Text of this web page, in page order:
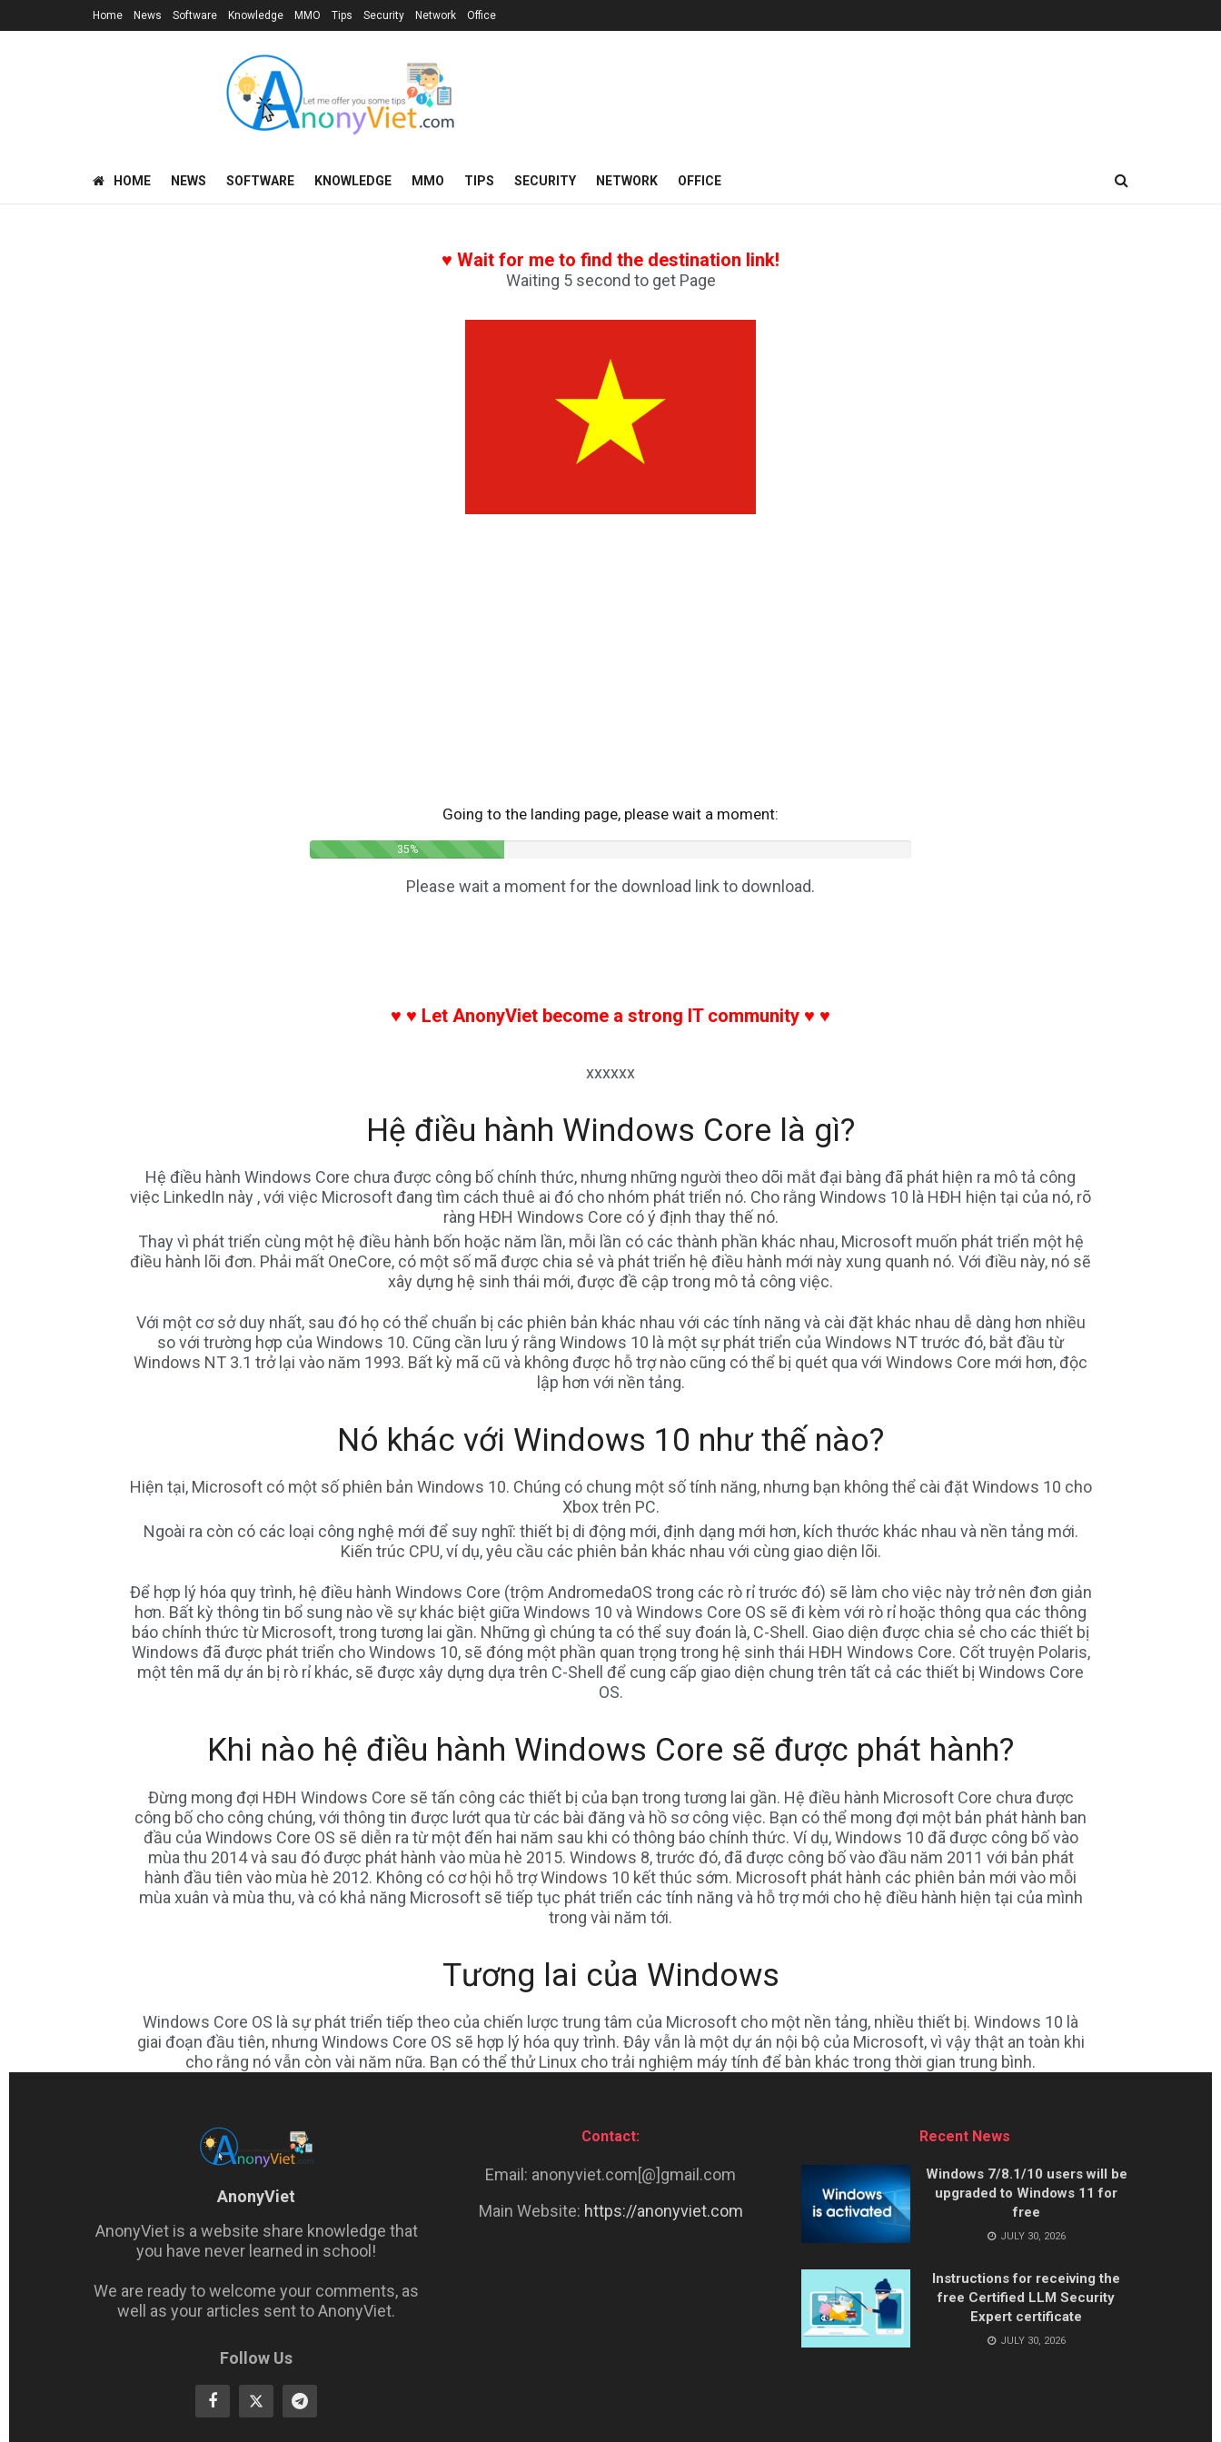
Home News Software Knowledge MMO Tips Security Network Office
HOME NEWS SOFTWARE KNOWLEDGE MMO TIPS SECURITY NETWORK OFFICE
♥ Wait for me to find the destination link!
Waiting 5 second to get Page
Going to the landing page, please wait a moment:
40%
Please wait a moment for the download link to download.
♥ ♥ Let AnonyViet become a strong IT community ♥ ♥
xxxxxx
Hệ điều hành Windows Core là gì?
Hệ điều hành Windows Core chưa được công bố chính thức, nhưng những người theo dõi mắt đại bàng đã phát hiện ra mô tả công
việc LinkedIn này , với việc Microsoft đang tìm cách thuê ai đó cho nhóm phát triển nó. Cho rằng Windows 10 là HĐH hiện tại của nó, rõ
ràng HĐH Windows Core có ý định thay thế nó.
Thay vì phát triển cùng một hệ điều hành bốn hoặc năm lần, mỗi lần có các thành phần khác nhau, Microsoft muốn phát triển một hệ
điều hành lõi đơn. Phải mất OneCore, có một số mã được chia sẻ và phát triển hệ điều hành mới này xung quanh nó. Với điều này, nó sẽ
xây dựng hệ sinh thái mới, được đề cập trong mô tả công việc.
Với một cơ sở duy nhất, sau đó họ có thể chuẩn bị các phiên bản khác nhau với các tính năng và cài đặt khác nhau dễ dàng hơn nhiều
so với trường hợp của Windows 10. Cũng cần lưu ý rằng Windows 10 là một sự phát triển của Windows NT trước đó, bắt đầu từ
Windows NT 3.1 trở lại vào năm 1993. Bất kỳ mã cũ và không được hỗ trợ nào cũng có thể bị quét qua với Windows Core mới hơn, độc
lập hơn với nền tảng.
Nó khác với Windows 10 như thế nào?
Hiện tại, Microsoft có một số phiên bản Windows 10. Chúng có chung một số tính năng, nhưng bạn không thể cài đặt Windows 10 cho
Xbox trên PC.
Ngoài ra còn có các loại công nghệ mới để suy nghĩ: thiết bị di động mới, định dạng mới hơn, kích thước khác nhau và nền tảng mới.
Kiến trúc CPU, ví dụ, yêu cầu các phiên bản khác nhau với cùng giao diện lõi.
Để hợp lý hóa quy trình, hệ điều hành Windows Core (trộm AndromedaOS trong các rò rỉ trước đó) sẽ làm cho việc này trở nên đơn giản
hơn. Bất kỳ thông tin bổ sung nào về sự khác biệt giữa Windows 10 và Windows Core OS sẽ đi kèm với rò rỉ hoặc thông qua các thông
báo chính thức từ Microsoft, trong tương lai gần. Những gì chúng ta có thể suy đoán là, C-Shell. Giao diện được chia sẻ cho các thiết bị
Windows đã được phát triển cho Windows 10, sẽ đóng một phần quan trọng trong hệ sinh thái HĐH Windows Core. Cốt truyện Polaris,
một tên mã dự án bị rò rỉ khác, sẽ được xây dựng dựa trên C-Shell để cung cấp giao diện chung trên tất cả các thiết bị Windows Core
OS.
Khi nào hệ điều hành Windows Core sẽ được phát hành?
Đừng mong đợi HĐH Windows Core sẽ tấn công các thiết bị của bạn trong tương lai gần. Hệ điều hành Microsoft Core chưa được
công bố cho công chúng, với thông tin được lướt qua từ các bài đăng và hồ sơ công việc. Bạn có thể mong đợi một bản phát hành ban
đầu của Windows Core OS sẽ diễn ra từ một đến hai năm sau khi có thông báo chính thức. Ví dụ, Windows 10 đã được công bố vào
mùa thu 2014 và sau đó được phát hành vào mùa hè 2015. Windows 8, trước đó, đã được công bố vào đầu năm 2011 với bản phát
hành đầu tiên vào mùa hè 2012. Không có cơ hội hỗ trợ Windows 10 kết thúc sớm. Microsoft phát hành các phiên bản mới vào mỗi
mùa xuân và mùa thu, và có khả năng Microsoft sẽ tiếp tục phát triển các tính năng và hỗ trợ mới cho hệ điều hành hiện tại của mình
trong vài năm tới.
Tương lai của Windows
Windows Core OS là sự phát triển tiếp theo của chiến lược trung tâm của Microsoft cho một nền tảng, nhiều thiết bị. Windows 10 là
giai đoạn đầu tiên, nhưng Windows Core OS sẽ hợp lý hóa quy trình. Đây vẫn là một dự án nội bộ của Microsoft, vì vậy thật an toàn khi
cho rằng nó vẫn còn vài năm nữa. Bạn có thể thử Linux cho trải nghiệm máy tính để bàn khác trong thời gian trung bình.
AnonyViet
AnonyViet is a website share knowledge that
you have never learned in school!
We are ready to welcome your comments, as
well as your articles sent to AnonyViet.
Follow Us
Contact:
Email: anonyviet.com[@]gmail.com
Main Website: https://anonyviet.com
Recent News
Windows 7/8.1/10 users will be
upgraded to Windows 11 for
free
JULY 30, 2026
Instructions for receiving the
free Certified LLM Security
Expert certificate
JULY 30, 2026